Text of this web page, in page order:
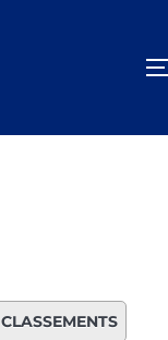
CLASSEMENTS